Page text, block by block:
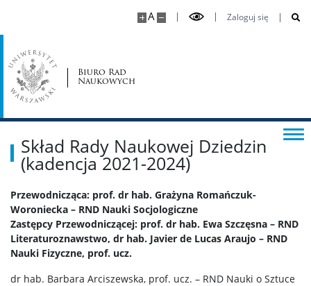
A Zaloguj się
Biuro Rad
Naukowych
Przestrzenna
Nauki o Bezpieczeństwie
Nauki o Komunikacji Społecznej i Mediach
Nauki o Zarządzaniu i Jakości
Skład Rady Naukowej Dziedzin
(kadencja 2021-2024)
Przewodnicząca: prof. dr hab. Grażyna Romańczuk-
Woroniecka – RND Nauki Socjologiczne
Zastępcy Przewodniczącej: prof. dr hab. Ewa Szczęsna – RND
Literaturoznawstwo, dr hab. Javier de Lucas Araujo – RND
Nauki Fizyczne, prof. ucz.
dr hab. Barbara Arciszewska, prof. ucz. – RND Nauki o Sztuce